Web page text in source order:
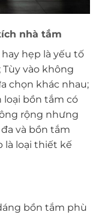
nhà tắm
hẹp là yếu tố
vào không
chọn khác nhau;
loại bồn tắm có
rộng nhưng
và bồn tắm
là loại thiết kế
bồn tắm phù